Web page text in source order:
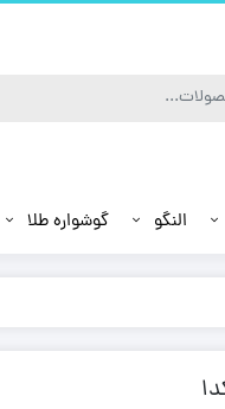
النگو گوشواره طلا